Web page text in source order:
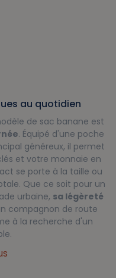
au quotidien
de sac banane est
. Équipé d'une poche
généreux, il permet
et votre monnaie en
se porte à la taille ou
Que ce soit pour un
urbaine, sa légèreté
compagnon de route
à la recherche d'un